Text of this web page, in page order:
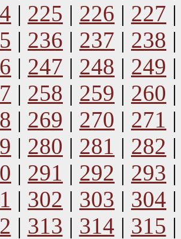
| 225 | 226 | 227
| 236 | 237 | 238
| 247 | 248 | 249
| 258 | 259 | 260
| 269 | 270 | 271
| 280 | 281 | 282
| 291 | 292 | 293
| 302 | 303 | 304
| 313 | 314 | 315